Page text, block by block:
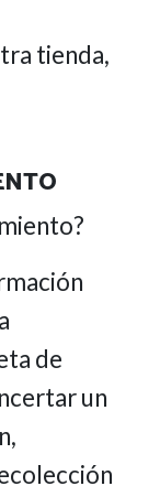
tienda,
de
un